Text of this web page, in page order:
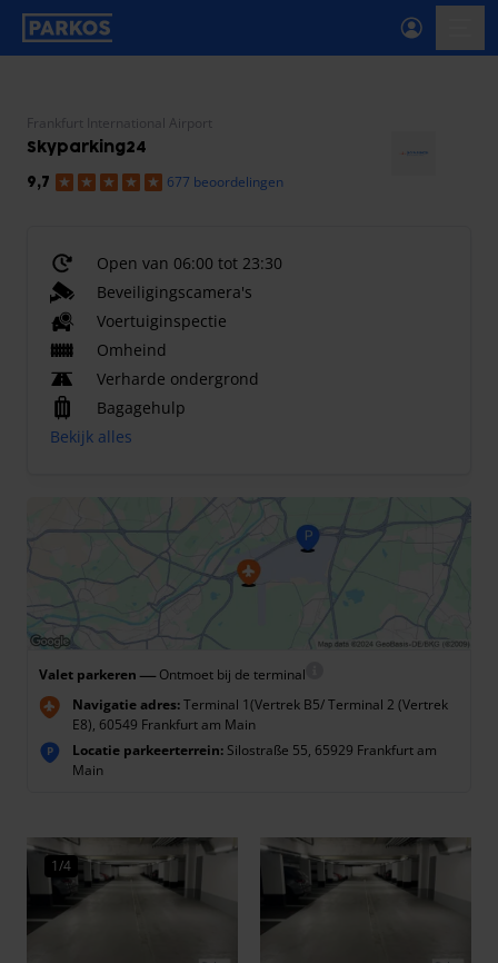
label-voor-primaire-navigatie
Frankfurt International Airport
Skyparking24
9,7 677 beoordelingen
Open van 06:00 tot 23:30
Beveiligingscamera's
Voertuiginspectie
Omheind
Verharde ondergrond
Bagagehulp
Bekijk alles
Valet parkeren — Ontmoet bij de terminal
Navigatie adres:Terminal 1(Vertrek B5/ Terminal 2 (Vertrek
E8), 60549 Frankfurt am Main
P Locatie parkeerterrein: Silostraße 55, 65929 Frankfurt am
Main
1/4